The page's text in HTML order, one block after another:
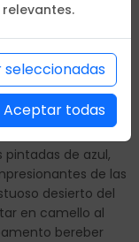
y riads
llena de colores,
Marrakech, con
de la plaza
Fes, conocida
de azul,
de las
desierto del
en camello al
bereber
Aceptar todas